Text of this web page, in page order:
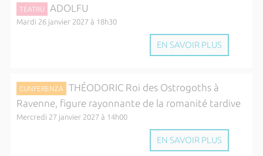
TEATRU ADOLFU
Mardi 26 janvier 2027 à 18h30
EN SAVOIR PLUS
CUNFERENZA
THÉODORIC Roi des Ostrogoths à
Ravenne, figure rayonnante de la romanité tardive
Mercredi 27 janvier 2027 à 14h00
EN SAVOIR PLUS